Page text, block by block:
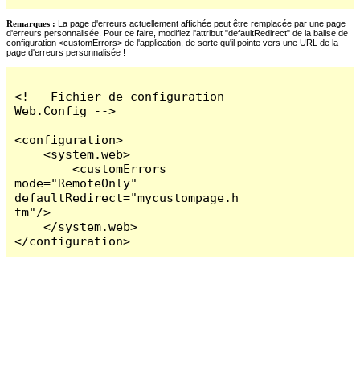
Remarques : La page d'erreurs actuellement affichée peut être remplacée par une page
d'erreurs personnalisée. Pour ce faire, modifiez l'attribut "defaultRedirect" de la balise de
configuration <customErrors> de l'application, de sorte qu'il pointe vers une URL de la
page d'erreurs personnalisée !
<!-- Fichier de configuration
Web.Config -->
<configuration>
    <system.web>
        <customErrors
mode="RemoteOnly"
defaultRedirect="mycustompage.h
tm"/>
    </system.web>
</configuration>